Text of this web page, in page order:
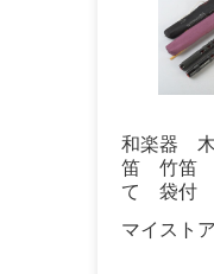
和楽器
笛 竹笛
て 袋付
マイスト